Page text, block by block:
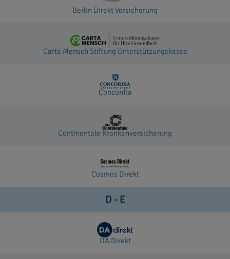
Berlin Direkt Versicherung
Carta Mensch Stiftung Unterstützungskasse
Concordia
Continentale Krankenversicherung
Cosmos Direkt
D - E
DA Direkt